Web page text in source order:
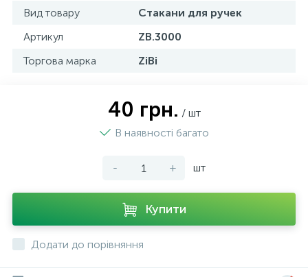
Вид товару
Стакани для ручек
Артикул
ZB.3000
Торгова марка
ZiBi
40 грн. / шт
В наявності багато
- + шт
Купити
Додати до порівняння